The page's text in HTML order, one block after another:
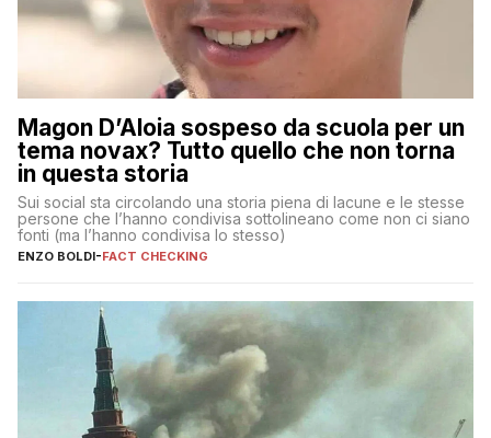
Magon D’Aloia sospeso da scuola per un
tema novax? Tutto quello che non torna
in questa storia
Sui social sta circolando una storia piena di lacune e le stesse
persone che l’hanno condivisa sottolineano come non ci siano
fonti (ma l’hanno condivisa lo stesso)
ENZO BOLDI-FACT CHECKING